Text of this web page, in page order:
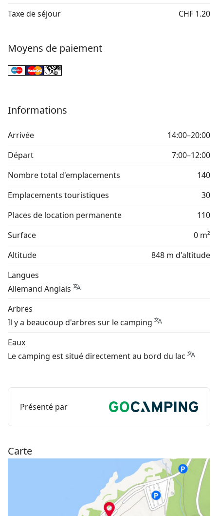
Taxe de séjour
CHF 1.20
Moyens de paiement
Informations
Arrivée
14:00–20:00
Départ
7:00–12:00
Nombre total d'emplacements
140
Emplacements touristiques
30
Places de location permanente
110
Surface
0 m²
Altitude
848 m d'altitude
Langues
Allemand Anglais
Arbres
Il y a beaucoup d'arbres sur le camping
Eaux
Le camping est situé directement au bord du lac
Présenté par
Carte